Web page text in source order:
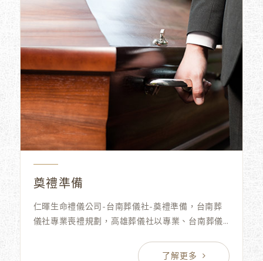
奠禮準備
仁暉生命禮儀公司-台南葬儀社-奠禮準備，台南葬
儀社專業喪禮規劃，高雄葬儀社以專業、台南葬儀
滿至親人生的最後旅程，免費諮詢。